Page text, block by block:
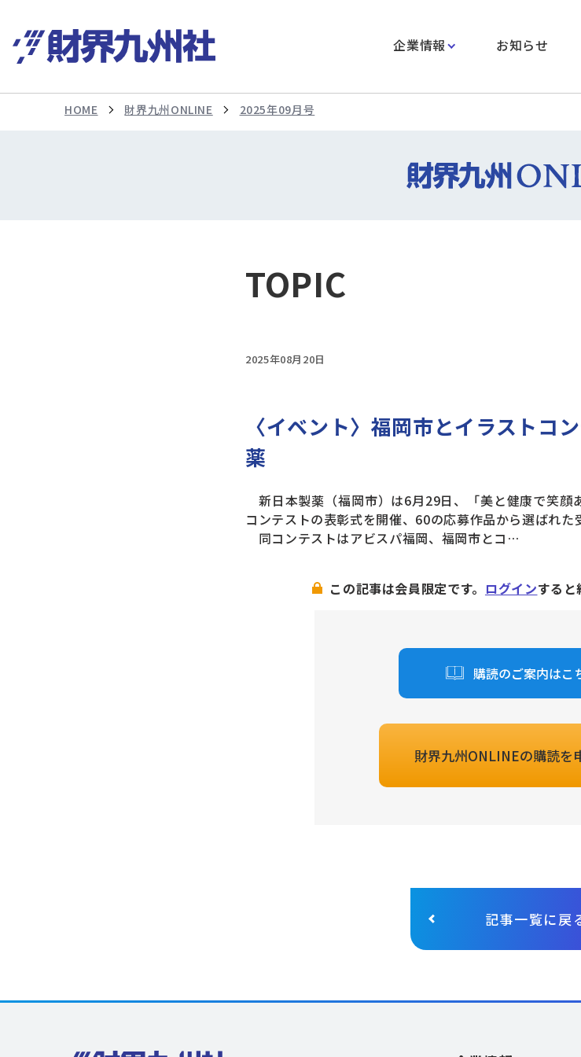
企業情報 お知らせ
HOME 財界九州ONLINE 2025年09月号
TOPIC
2025年08月20日
〈イベント〉福岡市とイラストコ
薬
新日本製薬（福岡市）は6月29日、「美と健康で笑顔
コンテストの表彰式を開催、60の応募作品から選ばれた
同コンテストはアビスパ福岡、福岡市とコ…
この記事は会員限定です。 ログインすると
購読のご案内はこ
財界九州ONLINEの購読を
記事一覧に戻